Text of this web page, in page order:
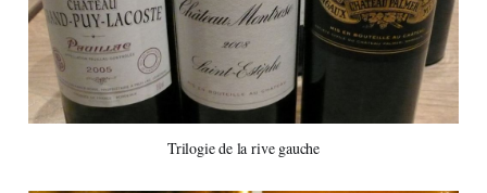
Trilogie de la rive gauche